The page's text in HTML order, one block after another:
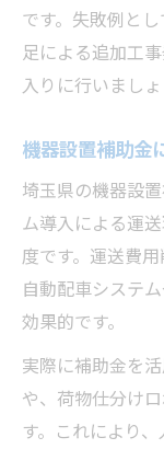
です。失敗例と
足による追加工
入りに行いましょ
機器設置補助金
埼玉県の機器設
ム導入による運
度です。運送費
自動配車システ
効果的です。
実際に補助金を
や、荷物仕分け
す。これにより